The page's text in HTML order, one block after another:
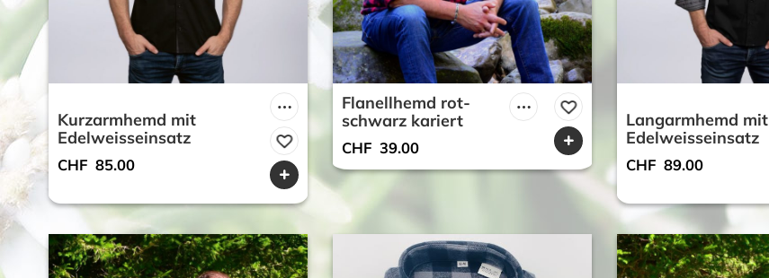
Kurzarmhemd mit
Edelweisseinsatz
CHF 85.00
Flanellhemd rot-
schwarz kariert
CHF 39.00
Langarmhemd mit
Edelweisseinsatz
CHF 89.00